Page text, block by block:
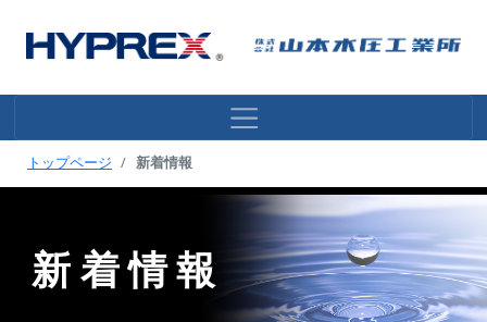
トップページ 新着情報
新着情報